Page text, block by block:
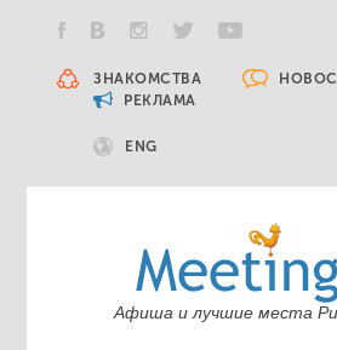
ЗНАКОМСТВА
РЕКЛАМА
ENG
Афиша и лучшие места